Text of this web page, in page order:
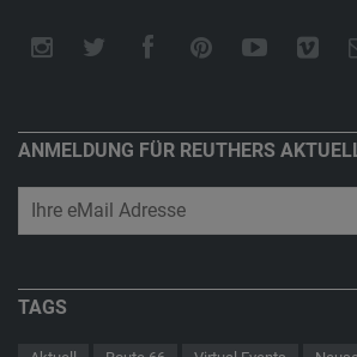
ANMELDUNG FÜR REUTHERS
TAGS